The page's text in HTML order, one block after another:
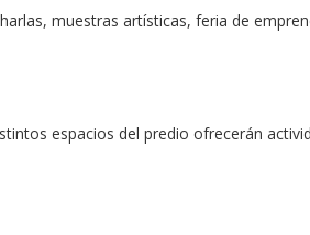
muestras artísticas, feria de
espacios del predio ofrecerán